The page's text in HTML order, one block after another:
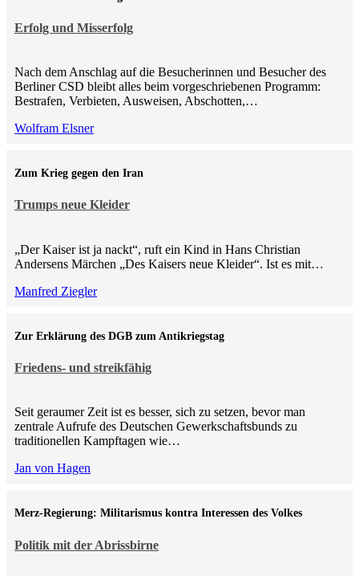
Erfolg und Misserfolg
Nach dem Anschlag auf die Besucherinnen und Besucher des
Berliner CSD bleibt alles beim vorgeschriebenen Programm:
Bestrafen, Verbieten, Ausweisen, Abschotten,…
Wolfram Elsner
Trumps neue Kleider
Zum Krieg gegen den Iran
„Der Kaiser ist ja nackt“, ruft ein Kind in Hans Christian
Andersens Märchen „Des Kaisers neue Kleider“. Ist es mit…
Manfred Ziegler
Friedens- und streikfähig
Zur Erklärung des DGB zum Antikriegstag
Seit geraumer Zeit ist es besser, sich zu setzen, bevor man
zentrale Aufrufe des Deutschen Gewerkschaftsbunds zu
traditionellen Kampftagen wie…
Jan von Hagen
Politik mit der Abrissbirne
Merz-Regierung: Militarismus kontra Inte­ressen des Volkes